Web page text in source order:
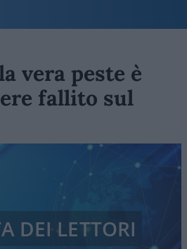
vera peste è
fallito sul
DEI LETTORI